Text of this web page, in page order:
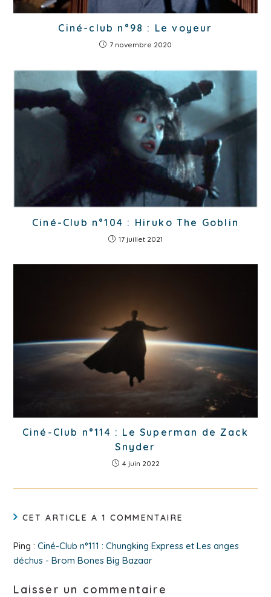
Ciné-club n°98 : Le voyeur
7 novembre 2020
Ciné-Club n°104 : Hiruko The Goblin
17 juillet 2021
Ciné-Club n°114 : Le Superman de Zack
Snyder
4 juin 2022
CET ARTICLE A 1 COMMENTAIRE
Ping :Ciné-Club n°111 : Chungking Express et Les anges
déchus - Brom Bones Big Bazaar
Laisser un commentaire